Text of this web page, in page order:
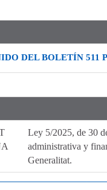
DEL BOLETÍN 511
Ley 5/2025, de 30
administrativa y
Generalitat.